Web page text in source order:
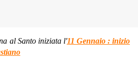
al Santo iniziata l'11 Gennaio : inizio